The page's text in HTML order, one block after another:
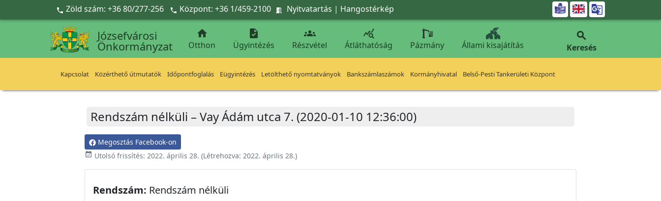
Ugrás a fő tartalomra
 Zöld szám: +36 80/277-256  Központ: +36 1/459-2100  Nyitvatartás | Hangostérkép 
Józsefvárosi
Önkormányzat

Otthon

Ügyintézés

Részvétel

Átláthatóság Pázmány Állami kisajátítás

Keresés
Kapcsolat Közérthető útmutatók Időpontfoglalás Eügyintézés Letölthető nyomtatványok Bankszámlaszámok Kormányhivatal Belső-Pesti Tankerületi Központ
Rendszám nélküli – Vay Ádám utca 7. (2020-01-10 12:36:00)
Megosztás Facebook-on
event_available Utolsó frissítés: 2022. április 28. (Létrehozva: 2022. április 28.)
Rendszám: Rendszám nélküli